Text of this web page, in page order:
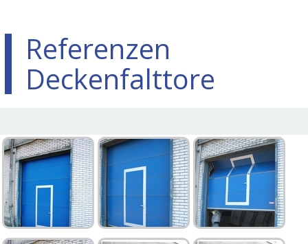
Referenzen
Deckenfalttore